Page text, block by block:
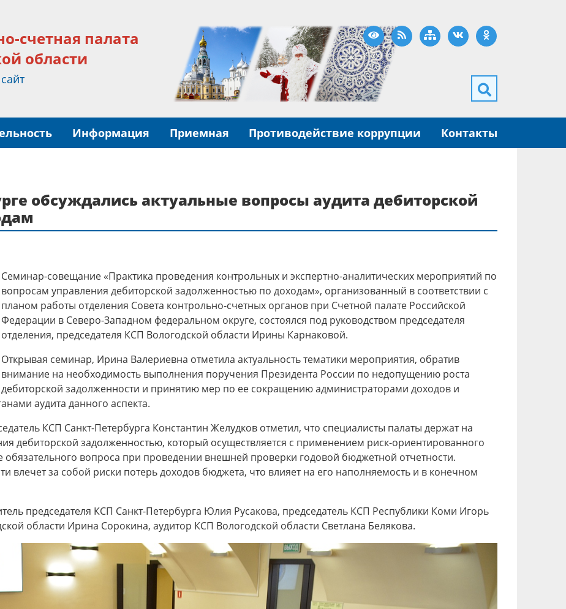
счетная палата
области
Версия для слабовидящих
RSS Карта сайта
ВКонтактеОдноклассники
Информация Приемная Противодействие коррупции Контакты
обсуждались актуальные вопросы аудита дебиторской
Семинар-совещание «Практика проведения контрольных и экспертно-аналитических мероприятий по
вопросам управления дебиторской задолженностью по доходам», организованный в соответствии с
планом работы отделения Совета контрольно-счетных органов при Счетной палате Российской
Федерации в Северо-Западном федеральном округе, состоялся под руководством председателя
отделения, председателя КСП Вологодской области Ирины Карнаковой.
Открывая семинар, Ирина Валериевна отметила актуальность тематики мероприятия, обратив
внимание на необходимость выполнения поручения Президента России по недопущению роста
дебиторской задолженности и принятию мер по ее сокращению администраторами доходов и
аудита данного аспекта.
КСП Санкт-Петербурга Константин Желудков отметил, что специалисты палаты держат на
дебиторской задолженностью, который осуществляется с применением риск-ориентированного
обязательного вопроса при проведении внешней проверки годовой бюджетной отчетности.
влечет за собой риски потерь доходов бюджета, что влияет на его наполняемость и в конечном
председателя КСП Санкт-Петербурга Юлия Русакова, председатель КСП Республики Коми Игорь
области Ирина Сорокина, аудитор КСП Вологодской области Светлана Белякова.